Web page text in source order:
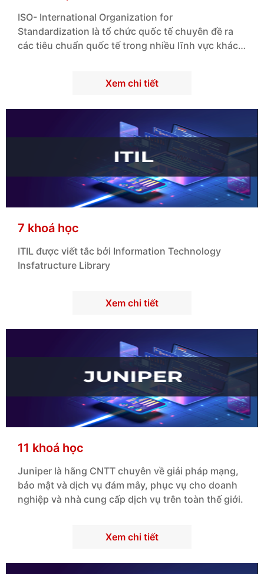
vực an toàn thông tin tại Việt Nam thông qua việc
bồi dưỡng, nâng cao năng lực của đội ngũ chuyên
gia bảo mật, an toàn thông tin đạt tiêu chuẩn quốc
ISO- International Organization for
Standardization là tổ chức quốc tế chuyên đề ra
các tiêu chuẩn quốc tế trong nhiều lĩnh vực khác
Xem chi tiết
7 khoá học
ITIL được viết tắc bởi Information Technology
Insfatructure Library
Xem chi tiết
11 khoá học
Juniper là hãng CNTT chuyên về giải pháp mạng,
bảo mật và dịch vụ đám mây, phục vụ cho doanh
nghiệp và nhà cung cấp dịch vụ trên toàn thế giới.
Xem chi tiết